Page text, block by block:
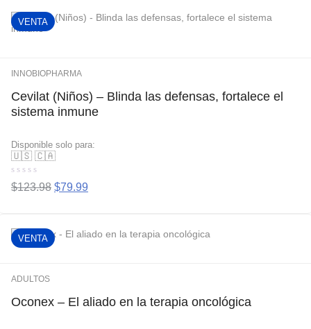
VENTA
INNOBIOPHARMA
Cevilat (Niños) – Blinda las defensas, fortalece el
sistema inmune
Disponible solo para:
🇺🇸 🇨🇦
Valorado
con
$123.98 $79.99
VENTA
ADULTOS
Oconex – El aliado en la terapia oncológica